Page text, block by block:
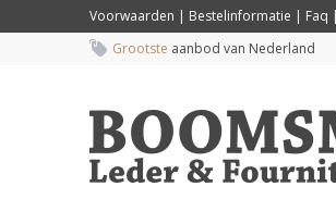
Voorwaarden | Bestelinformatie | Faq |
Grootste aanbod van Nederland